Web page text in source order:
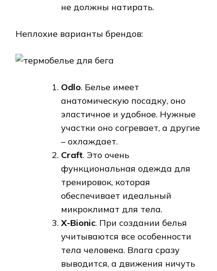
не должны натирать.
Неплохие варианты брендов:
Odlo. Белье имеет
анатомическую посадку, оно
эластичное и удобное. Нужные
участки оно согревает, а другие
– охлаждает.
Craft. Это очень
функциональная одежда для
тренировок, которая
обеспечивает идеальный
микроклимат для тела.
X-Bionic. При создании белья
учитываются все особенности
тела человека. Влага сразу
выводится, а движения ничуть